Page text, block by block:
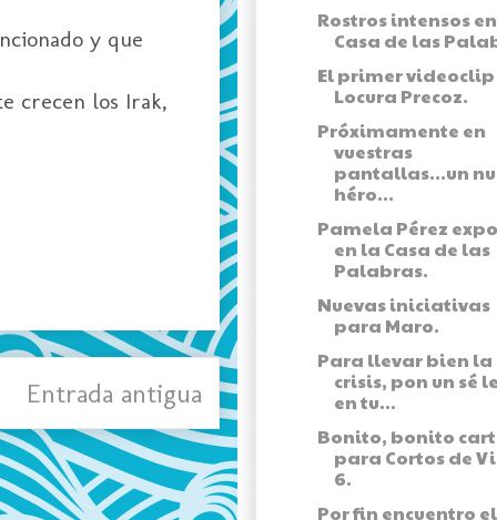
y que
crecen los Irak,
Entrada antigua
Rostros intensos
Casa de las
El primer
Locura Precoz.
Próximamente en
vuestras
pantallas...un
héro...
Pamela Pérez
en la Casa de las
Palabras.
Nuevas iniciativas
para Maro.
Para llevar bien la
crisis, pon un sé
en tu...
Bonito, bonito
para Cortos de
6.
Por fin encuentro el